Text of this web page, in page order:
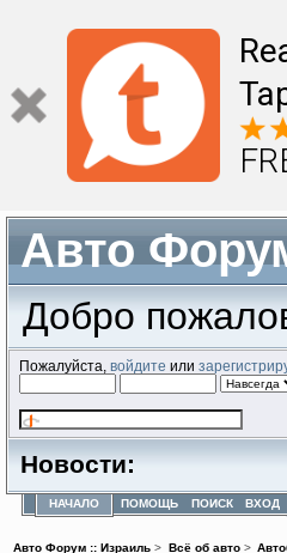
Авто
Добро
Пожалуйста,войдите или
Новости:
НАЧАЛО ПОМОЩЬ ПОИСК ВХОД
Авто Форум :: Израиль > Всё об авто>